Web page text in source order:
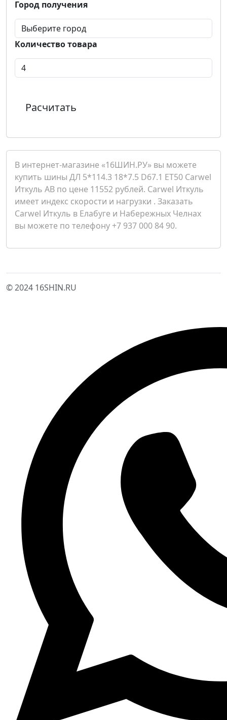
Город получения
Количество товара
Расчитать
В интернет-магазине «16ШИН.РУ» вы можете
купить шины ДЛ 5*114.3 18*7.5 D67.1 ET50 Carwel
Иткуль AB по цене 11552 рублей. Carwel Иткуль
имеет индекс скорости и нагрузки . Заказать
Carwel Иткуль в Елабуге и Набережных Челнах
вы можете по телефону +7 937 000 84 90.
© 2024 16SHIN.RU